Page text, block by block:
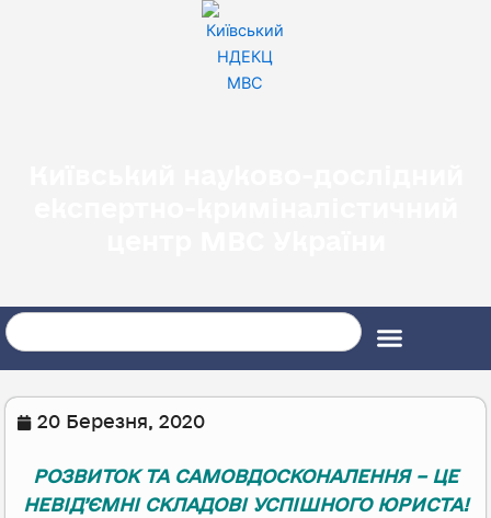
Search
20 Березня, 2020
РОЗВИТОК ТА САМОВДОСКОНАЛЕННЯ – ЦЕ
НЕВІД’ЄМНІ СКЛАДОВІ УСПІШНОГО ЮРИСТА!